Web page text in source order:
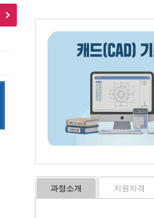
과정소개 지원자격